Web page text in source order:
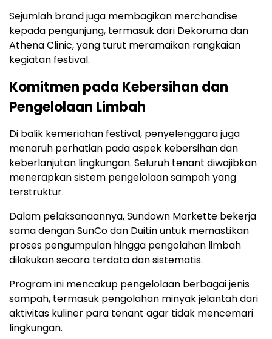
Sejumlah brandjuga membagikan merchandise
kepada pengunjung, termasukdari Dekorumadan
Athena Clinic,yang turut meramaikan rangkaian
kegiatan festival.
Komitmen pada Kebersihan dan
Pengelolaan Limbah
Di balik kemeriahan festival, penyelenggarajuga
menaruh perhatian padaaspek kebersihandan
keberlanjutan lingkungan. Seluruh tenant diwajibkan
menerapkansistem pengelolaansampahyang
terstruktur.
Dalam pelaksanaannya,Sundown Markette bekerja
samadenganSunCodan Duitinuntuk memastikan
proses pengumpulan hingga pengolahan limbah
dilakukansecara terdatadansistematis.
Programini mencakup pengelolaan berbagaijenis
sampah, termasuk pengolahan minyakjelantahdari
aktivitas kuliner para tenant agar tidak mencemari
lingkungan.